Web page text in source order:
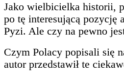
Jako wielbicielka historii,
po tę interesującą pozycję
Pyzi. Ale czy na pewno
Czym Polacy popisali się
autor przedstawił te